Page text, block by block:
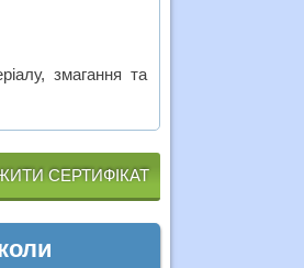
змагання та
СЕРТИФІКАТ